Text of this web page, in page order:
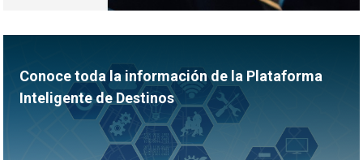
Conoce toda la información de la Plataforma
Inteligente de Destinos